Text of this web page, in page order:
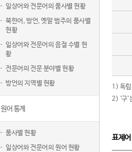
일상어와 전문어의 품사별 현황
북한어, 방언, 옛말 범주의 품사별
현황
일상어와 전문어의 음절 수별 현
황
전문어의 전문 분야별 현황
방언의 지역별 현황
원어 통계
품사별 현황
일상어와 전문어의 원어 현황
1) 독립
2) ‘구
표제